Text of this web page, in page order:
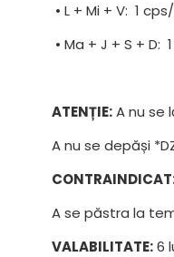
• L + Mi + V: 1
• Ma + J + S + D:
ATENȚIE:A nu se
A nu se depăși
A se păstra la
VALABILITATE:6